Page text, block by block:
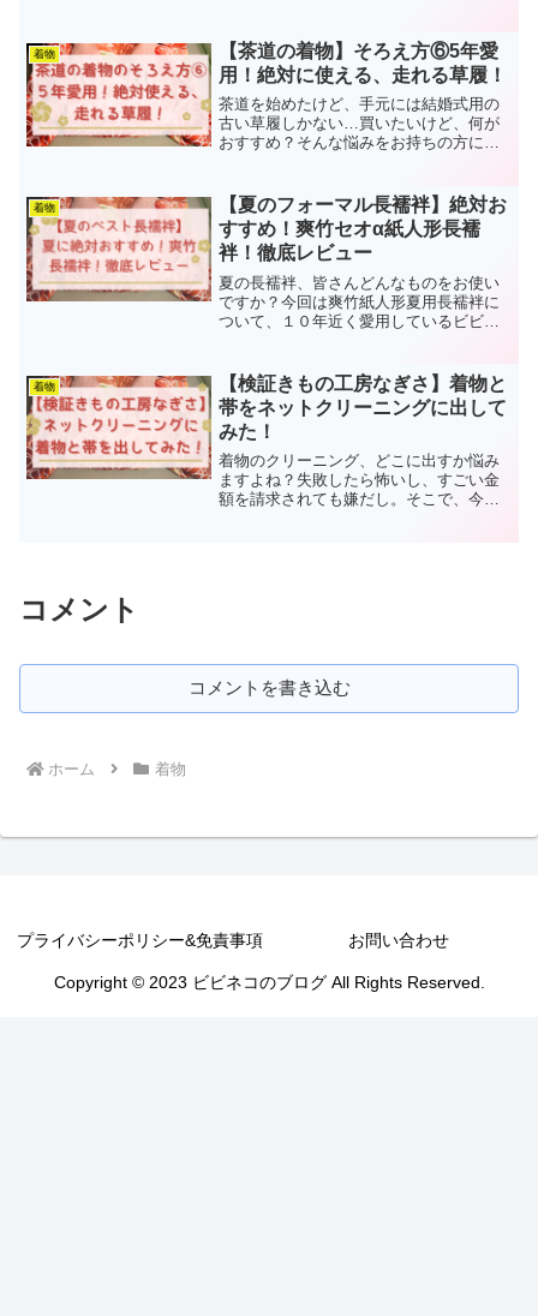
び方のポイントを解説。
着物
【茶道の着物】そろえ方⑥5年愛
用！絶対に使える、走れる草履！
茶道を始めたけど、手元には結婚式用の
古い草履しかない…買いたいけど、何が
おすすめ？そんな悩みをお持ちの方に向
お稽古にも履ける、便利で高品質な草履
を解説します！
着物
【夏のフォーマル長襦袢】絶対お
すすめ！爽竹セオα紙人形長襦
袢！徹底レビュー
夏の長襦袢、皆さんどんなものをお使い
ですか？今回は爽竹紙人形夏用長襦袢に
ついて、１０年近く愛用しているビビネ
疑問に思う事を解決します！
着物
【検証きもの工房なぎさ】着物と
帯をネットクリーニングに出して
みた！
着物のクリーニング、どこに出すか悩み
ますよね？失敗したら怖いし、すごい金
額を請求されても嫌だし。そこで、今回
コメント
コメントを書き込む
ホーム 着物
プライバシーポリシー&免責事項 お問い合わせ
Copyright © 2023 ビビネコのブログ All Rights Reserved.